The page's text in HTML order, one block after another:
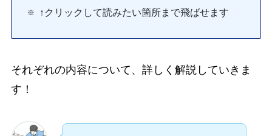
↑クリックして読みたい箇所まで飛ばせます
それぞれの内容について、詳しく解説していきま
す！